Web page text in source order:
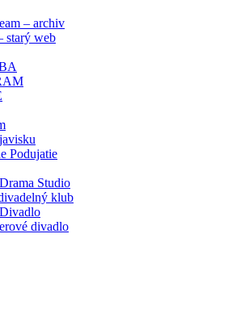
– archiv
starý web
Podujatie
Studio
klub
divadlo